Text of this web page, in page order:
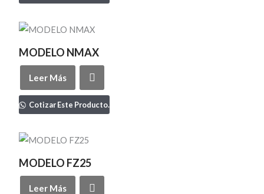
MODELO NMAX
Leer Más
Cotizar Este Producto.
MODELO FZ25
Leer Más